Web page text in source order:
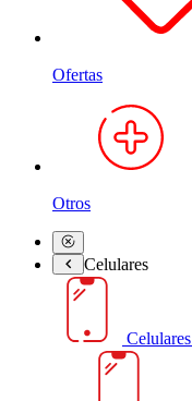
Ofertas
Otros
Celulares
Celulares